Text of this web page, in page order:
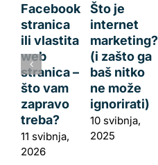
Facebook
stranica
ili vlastita
web
stranica –
što vam
zapravo
treba?
11 svibnja,
2026
Što je
internet
marketing?
(i zašto ga
baš nitko
ne može
ignorirati)
10 svibnja,
2025